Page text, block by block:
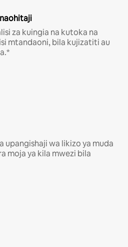
za kuingia na kutoka na
mtandaoni, bila kujizatiti au
upangishaji wa likizo ya muda
moja ya kila mwezi bila